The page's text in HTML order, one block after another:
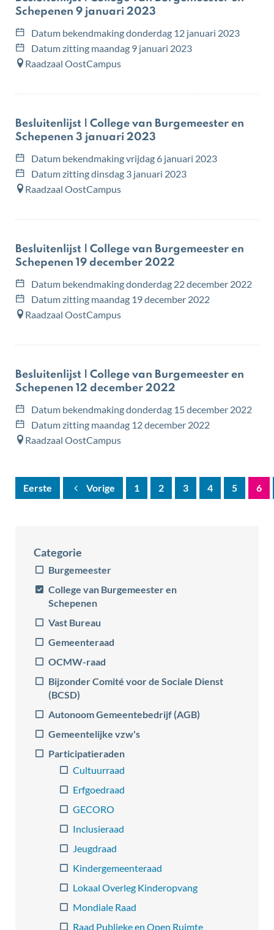
Schepenen 9 januari 2023
Datum bekendmakingdonderdag 12 januari 2023
Datum zitting maandag 9 januari 2023
Raadzaal OostCampus
Besluitenlijst | College van Burgemeester en
Schepenen 3 januari 2023
Datum bekendmakingvrijdag 6 januari 2023
Datum zittingdinsdag 3 januari 2023
Raadzaal OostCampus
Besluitenlijst | College van Burgemeester en
Schepenen 19 december 2022
Datum bekendmakingdonderdag 22 december 2022
Datum zitting maandag 19 december 2022
Raadzaal OostCampus
Besluitenlijst | College van Burgemeester en
Schepenen 12 december 2022
Datum bekendmakingdonderdag 15 december 2022
Datum zitting maandag 12 december 2022
Raadzaal OostCampus
Eerste Vorige 1 2 3 4 5 6
Categorie
Burgemeester
College van Burgemeester en
Schepenen
Vast Bureau
Gemeenteraad
OCMW-raad
Bijzonder Comité voor de Sociale Dienst
(BCSD)
Autonoom Gemeentebedrijf (AGB)
Gemeentelijke vzw's
Participatieraden
Cultuurraad
Erfgoedraad
GECORO
Inclusieraad
Jeugdraad
Kindergemeenteraad
Lokaal Overleg Kinderopvang
Mondiale Raad
Raad Publieke en Open Ruimte